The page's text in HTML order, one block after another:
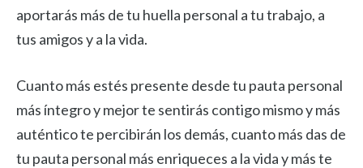
aportarás más de tu huella personal a tu trabajo, a
tus amigos y a la vida.
Cuanto más estés presente desde tu pauta personal
más íntegro y mejor te sentirás contigo mismo y más
auténtico te percibirán los demás, cuanto más das de
tu pauta personal más enriqueces a la vida y más te